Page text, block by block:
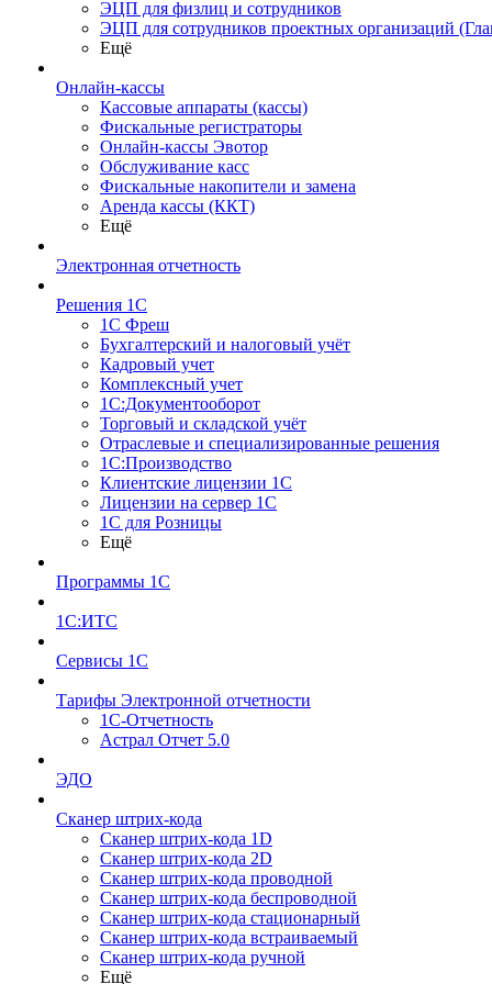
ЭЦП для физлиц и сотрудников
ЭЦП для сотрудников проектных организаций
Ещё
Онлайн-кассы
Кассовые аппараты (кассы)
Фискальные регистраторы
Онлайн-кассы Эвотор
Обслуживание касс
Фискальные накопители и замена
Аренда кассы (ККТ)
Ещё
Электронная отчетность
Решения 1С
1С Фреш
Бухгалтерский и налоговый учёт
Кадровый учет
Комплексный учет
1С:Документооборот
Торговый и складской учёт
Отраслевые и специализированные решения
1С:Производство
Клиентские лицензии 1С
Лицензии на сервер 1С
1С для Розницы
Ещё
Программы 1С
1С:ИТС
Сервисы 1С
Тарифы Электронной отчетности
1С-Отчетность
Астрал Отчет 5.0
ЭДО
Сканер штрих-кода
Сканер штрих-кода 1D
Сканер штрих-кода 2D
Сканер штрих-кода проводной
Сканер штрих-кода беспроводной
Сканер штрих-кода стационарный
Сканер штрих-кода встраиваемый
Сканер штрих-кода ручной
Ещё